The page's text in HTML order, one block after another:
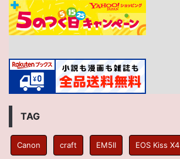
TAG
Canon craft EM5II EOS Kiss X4